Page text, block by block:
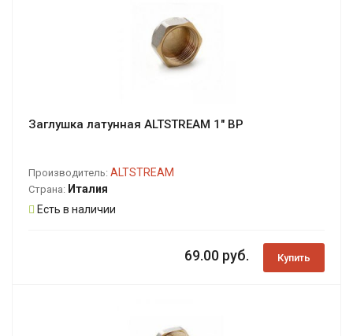
Заглушка латунная ALTSTREAM 1" ВР
Производитель: ALTSTREAM
Страна: Италия
Есть в наличии
69.00 руб. Купить